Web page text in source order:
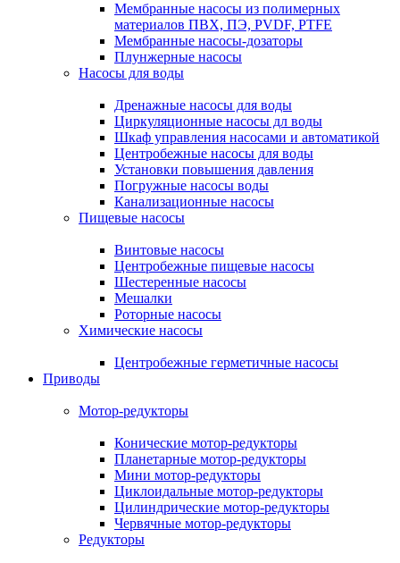
Мембранные насосы из полимерных
материалов ПВХ, ПЭ, PVDF, PTFE
Мембранные насосы-дозаторы
Плунжерные насосы
Насосы для воды
Дренажные насосы для воды
Циркуляционные насосы дл воды
Шкаф управления насосами и автоматикой
Центробежные насосы для воды
Установки повышения давления
Погружные насосы воды
Канализационные насосы
Пищевые насосы
Винтовые насосы
Центробежные пищевые насосы
Шестеренные насосы
Мешалки
Роторные насосы
Химические насосы
Центробежные герметичные насосы
Приводы
Мотор-редукторы
Конические мотор-редукторы
Планетарные мотор-редукторы
Мини мотор-редукторы
Циклоидальные мотор-редукторы
Цилиндрические мотор-редукторы
Червячные мотор-редукторы
Редукторы